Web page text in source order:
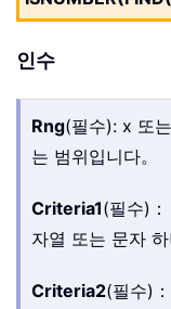
인수
Rng(필수): x 또
는 범위입니다。
Criteria1(필수)
자열 또는 문자 하
Criteria2(필수)